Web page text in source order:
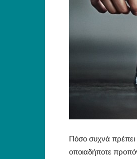
Πόσο συχνά πρέπει
οποιαδήποτε